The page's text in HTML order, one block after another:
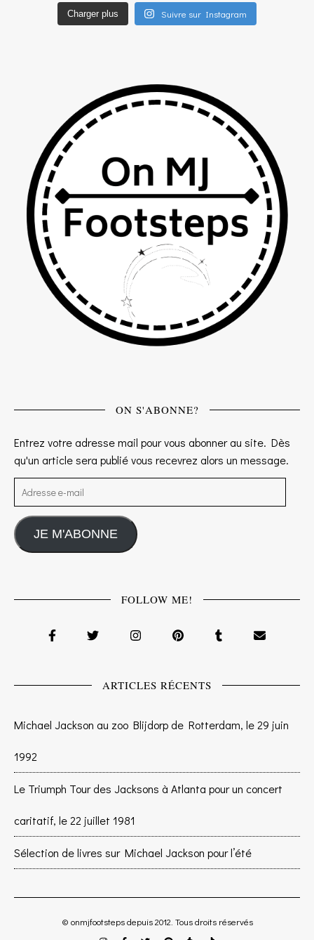
Charger plus Suivre sur Instagram
ON S'ABONNE?
Entrez votre adresse mail pour vous abonner au site. Dès
qu'un article sera publié vous recevrez alors un message.
Adresse e-mail
JE M'ABONNE
FOLLOW ME!
ARTICLES RÉCENTS
Michael Jackson au zoo Blijdorp de Rotterdam, le 29 juin
1992
Le Triumph Tour des Jacksons à Atlanta pour un concert
caritatif, le 22 juillet 1981
Sélection de livres sur Michael Jackson pour l’été
© onmjfootsteps depuis 2012. Tous droits réservés